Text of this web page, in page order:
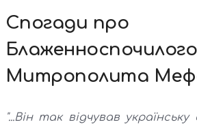
Спогади про
Блаженноспочилого
Митрополита
"...Він так відчував